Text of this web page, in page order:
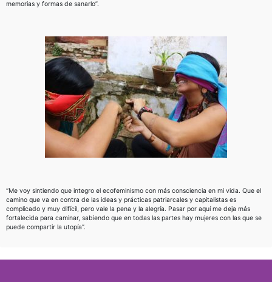
memorias y formas de sanarlo”.
“Me voy sintiendo que integro el ecofeminismo con más consciencia en mi vida. Que el
camino que va en contra de las ideas y prácticas patriarcales y capitalistas es
complicado y muy difícil, pero vale la pena y la alegría. Pasar por aquí me deja más
fortalecida para caminar, sabiendo que en todas las partes hay mujeres con las que se
puede compartir la utopía”.